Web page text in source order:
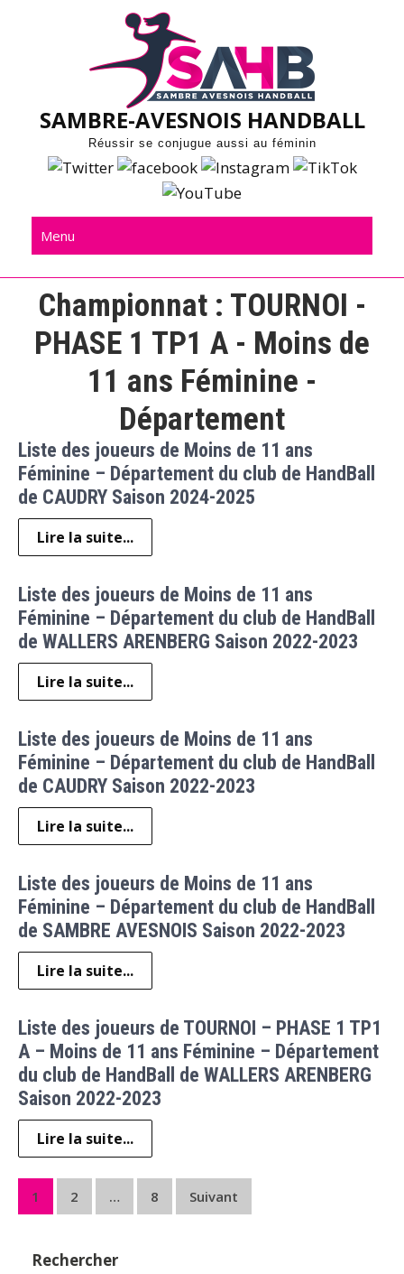
SAMBRE-AVESNOIS HANDBALL
Réussir se conjugue aussi au féminin
Menu
Championnat : TOURNOI -
PHASE 1 TP1 A - Moins de
11 ans Féminine -
Département
Liste des joueurs de Moins de 11 ans
Féminine – Département du club de HandBall
de CAUDRY Saison 2024-2025
Lire la suite...
Liste des joueurs de Moins de 11 ans
Féminine – Département du club de HandBall
de WALLERS ARENBERG Saison 2022-2023
Lire la suite...
Liste des joueurs de Moins de 11 ans
Féminine – Département du club de HandBall
de CAUDRY Saison 2022-2023
Lire la suite...
Liste des joueurs de Moins de 11 ans
Féminine – Département du club de HandBall
de SAMBRE AVESNOIS Saison 2022-2023
Lire la suite...
Liste des joueurs de TOURNOI – PHASE 1 TP1
A – Moins de 11 ans Féminine – Département
du club de HandBall de WALLERS ARENBERG
Saison 2022-2023
Lire la suite...
Pagination
publications
1 2 … 8 Suivant
Rechercher